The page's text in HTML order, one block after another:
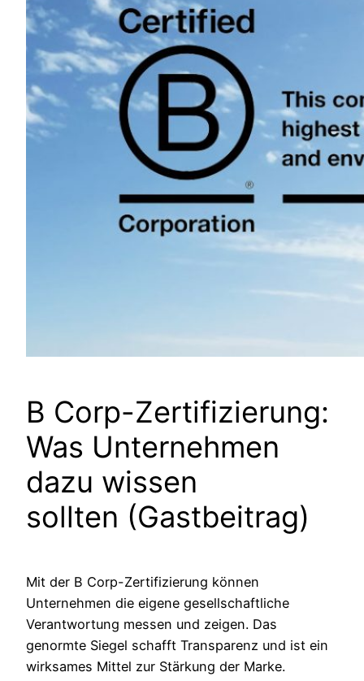
B Corp-Zertifizierung:
Was Unternehmen
dazu wissen
sollten (Gastbeitrag)
Mit der B Corp-Zertifizierung können
Unternehmen die eigene gesellschaftliche
Verantwortung messen und zeigen. Das
genormte Siegel schafft Transparenz und ist ein
wirksames Mittel zur Stärkung der Marke.